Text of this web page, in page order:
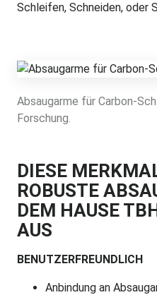
Schleifen, Schneiden, oder
Absaugarme für Carbon-
Forschung.
DIESE
ROBUSTE
DEM HAUSE
AUS
BENUTZERFREUNDLICH
Anbindung an